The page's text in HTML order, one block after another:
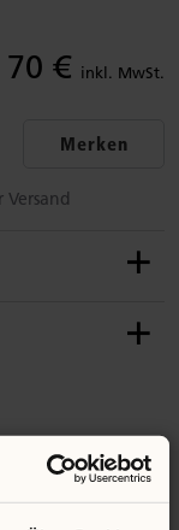
70 € inkl. MwSt.
Merken
Versand
sind.
Sie uns an.
...